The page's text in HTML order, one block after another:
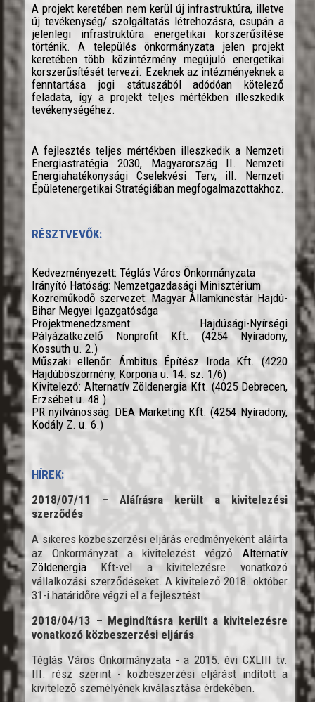
A projekt keretében nem kerül új infrastruktúra, illetve
új tevékenység/ szolgáltatás létrehozásra, csupán a
jelenlegi infrastruktúra energetikai korszerűsítése
történik. A település önkormányzata jelen projekt
keretében több közintézmény megújuló energetikai
korszerűsítését tervezi. Ezeknek az intézményeknek a
fenntartása jogi státuszából adódóan kötelező
feladata, így a projekt teljes mértékben illeszkedik
tevékenységéhez.
A fejlesztés teljes mértékben illeszkedik a Nemzeti
Energiastratégia 2030, Magyarország II. Nemzeti
Energiahatékonysági Cselekvési Terv, ill. Nemzeti
Épületenergetikai Stratégiában megfogalmazottakhoz.
RÉSZTVEVŐK:
Kedvezményezett: Téglás Város Önkormányzata
Irányító Hatóság: Nemzetgazdasági Minisztérium
Közreműködő szervezet: Magyar Államkincstár Hajdú-
Bihar Megyei Igazgatósága
Projektmenedzsment: Hajdúsági-Nyírségi
Pályázatkezelő Nonprofit Kft. (4254 Nyíradony,
Kossuth u. 2.)
Műszaki ellenőr: Ámbitus Építész Iroda Kft. (4220
Hajdúböszörmény, Korpona u. 14. sz. 1/6)
Kivitelező: Alternatív Zöldenergia Kft. (4025 Debrecen,
Erzsébet u. 48.)
PR nyilvánosság: DEA Marketing Kft. (4254 Nyíradony,
Kodály Z. u. 6.)
HÍREK:
2018/07/11 – Aláírásra került a kivitelezési
szerződés
A sikeres közbeszerzési eljárás eredményeként aláírta
az Önkormányzat a kivitelezést végző Alternatív
Zöldenergia Kft-vel a kivitelezésre vonatkozó
vállalkozási szerződéseket. A kivitelező 2018. október
31-i határidőre végzi el a fejlesztést.
2018/04/13 – Megindításra került a kivitelezésre
vonatkozó közbeszerzési eljárás
Téglás Város Önkormányzata - a 2015. évi CXLIII tv.
III. rész szerint - közbeszerzési eljárást indított a
kivitelező személyének kiválasztása érdekében.